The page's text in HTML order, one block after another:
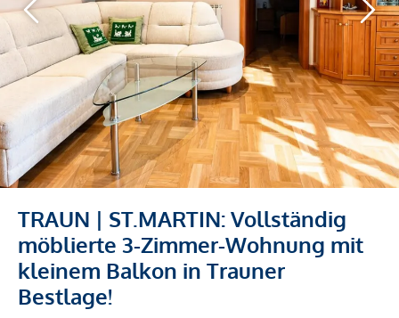
TRAUN | ST.MARTIN: Vollständig
möblierte 3-Zimmer-Wohnung mit
kleinem Balkon in Trauner
Bestlage!